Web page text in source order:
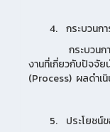
4. กระบวนกา
กระบวนการบ
งานที่เกี่ยวกับปัจจัย
(Process) ผลดำเ
5. ประโยชน์ขอ